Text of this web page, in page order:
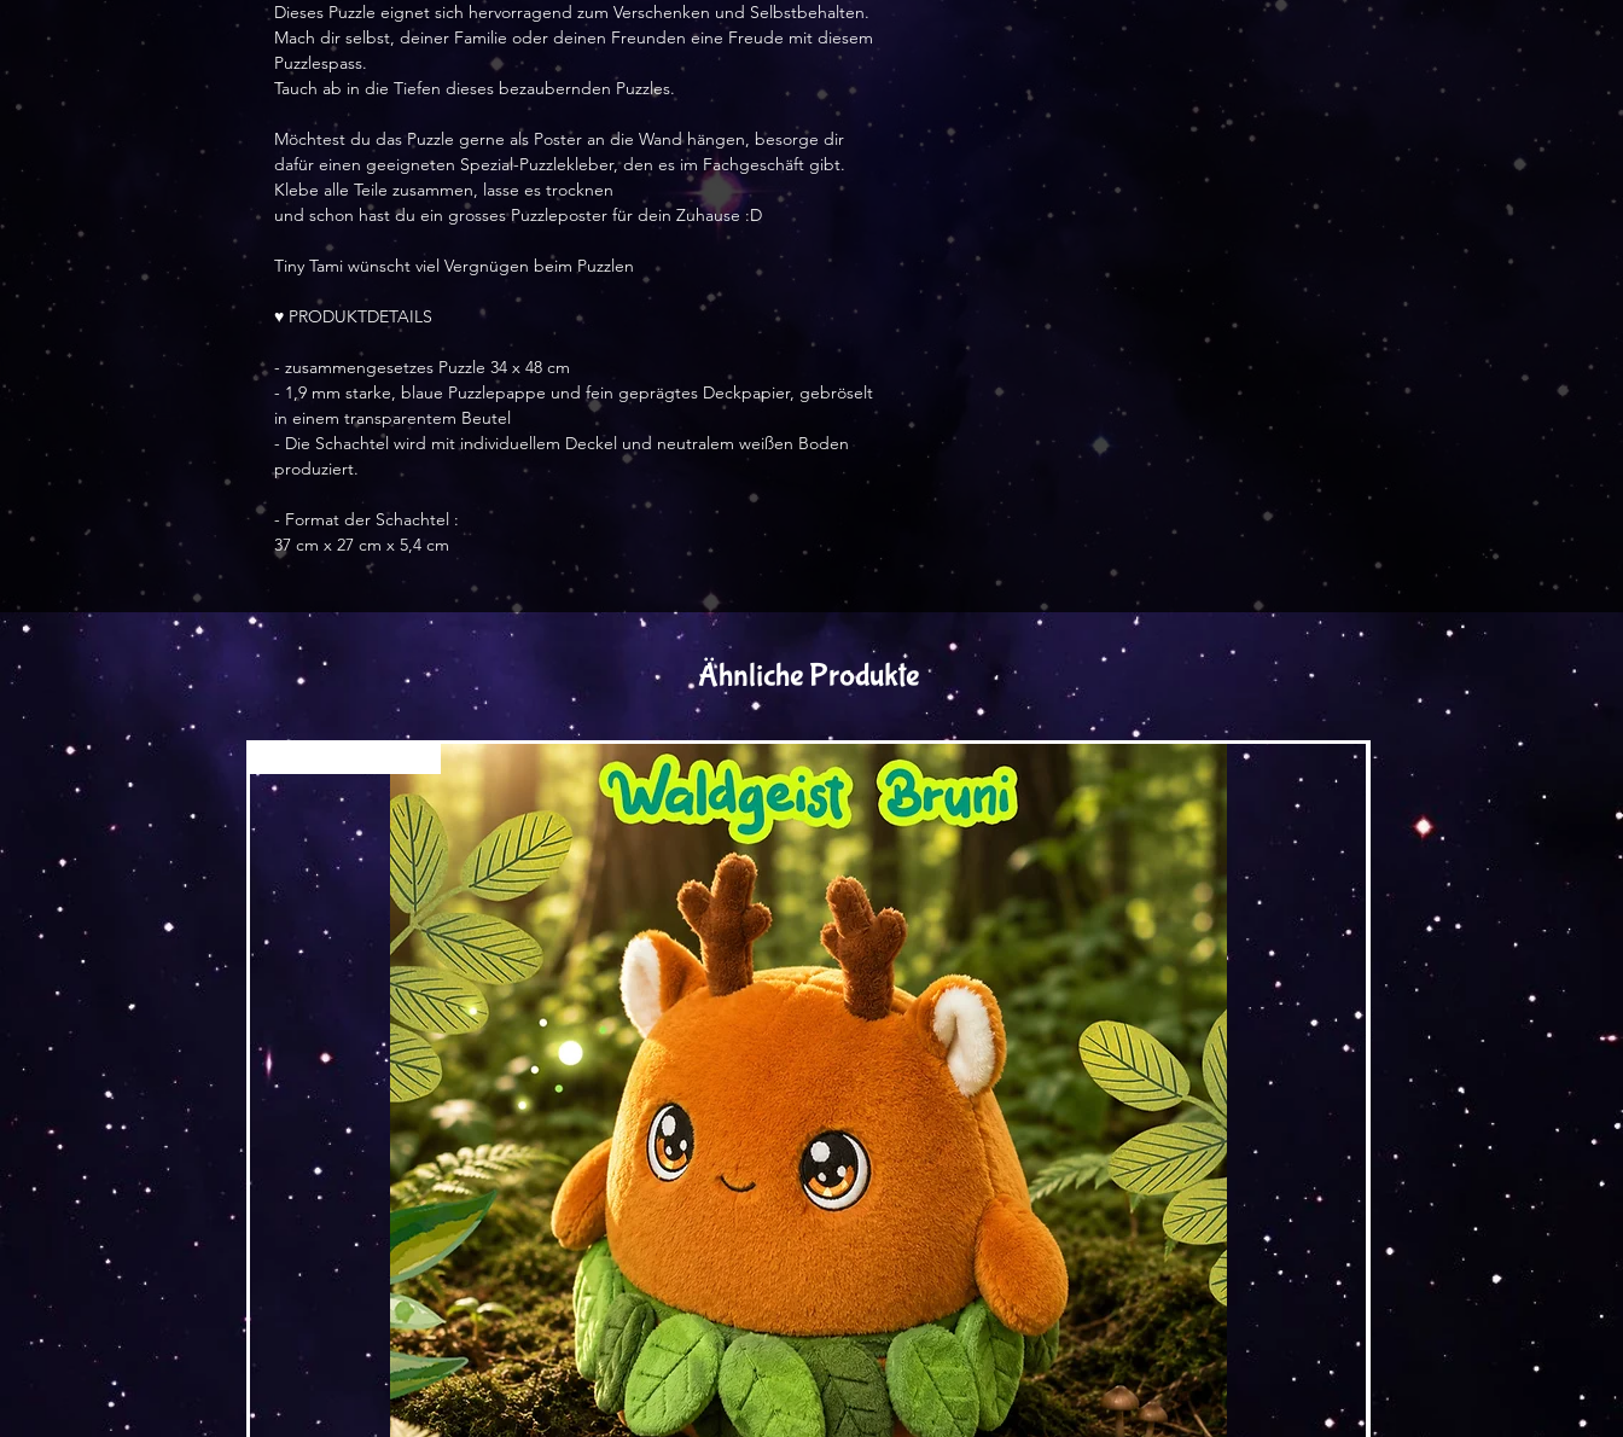
Dieses Puzzle eignet sich hervorragend zum Verschenken und Selbstbehalten.
Mach dir selbst, deiner Familie oder deinen Freunden eine Freude mit diesem
Puzzlespass.
Tauch ab in die Tiefen dieses bezaubernden Puzzles.
Möchtest du das Puzzle gerne als Poster an die Wand hängen, besorge dir
dafür einen geeigneten Spezial-Puzzlekleber, den es im Fachgeschäft gibt.
Klebe alle Teile zusammen, lasse es trocknen
und schon hast du ein grosses Puzzleposter für dein Zuhause :D
Tiny Tami wünscht viel Vergnügen beim Puzzlen
♥ PRODUKTDETAILS
- zusammengesetzes Puzzle 34 x 48 cm
- 1,9 mm starke, blaue Puzzlepappe und fein geprägtes Deckpapier, gebröselt
in einem transparentem Beutel
- Die Schachtel wird mit individuellem Deckel und neutralem weißen Boden
produziert.
- Format der Schachtel :
37 cm x 27 cm x 5,4 cm
Ähnliche Produkte